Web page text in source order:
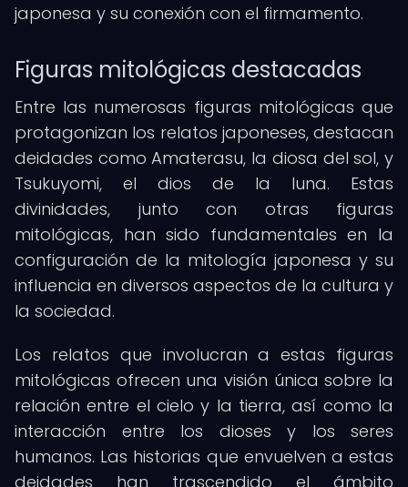
japonesa y su conexión con el firmamento.
Figuras mitológicas destacadas
Entre las numerosas figuras mitológicas que
protagonizan los relatos japoneses, destacan
deidades como Amaterasu, la diosa del sol, y
Tsukuyomi, el dios de la luna. Estas
divinidades, junto con otras figuras
mitológicas, han sido fundamentales en la
configuración de la mitología japonesa y su
influencia en diversos aspectos de la cultura y
la sociedad.
Los relatos que involucran a estas figuras
mitológicas ofrecen una visión única sobre la
relación entre el cielo y la tierra, así como la
interacción entre los dioses y los seres
humanos. Las historias que envuelven a estas
deidades han trascendido el ámbito